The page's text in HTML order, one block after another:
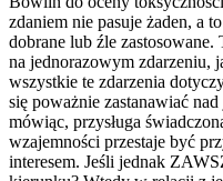
zdaniem nie pasuje żaden, a
dobrane lub źle
na jednorazowym zdarzeniu,
wszystkie te zdarzenia
się poważnie zastanawiać
mówiąc, przysługa
wzajemności przestaje być
interesem. Jeśli jednak